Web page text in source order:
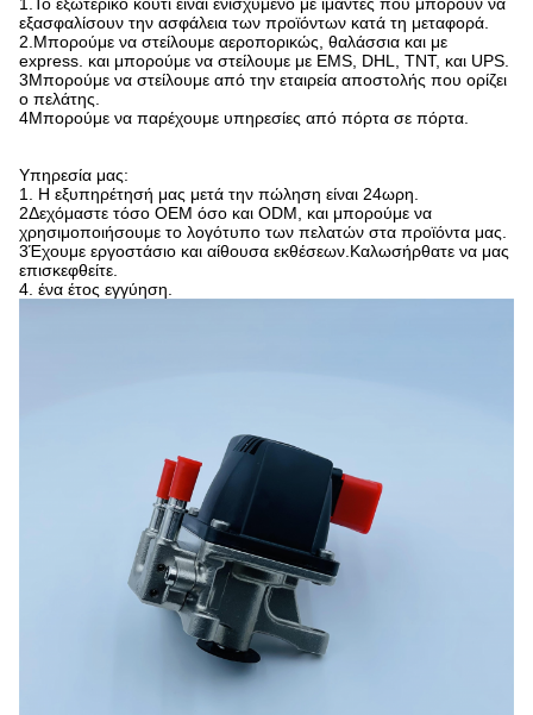
εξασφαλίσουν την ασφάλεια των προϊόντων κατά τη μεταφορά.
2. Μπορούμε να στείλουμε αεροπορικώς, θαλάσσια και με
express. και μπορούμε να στείλουμε με EMS, DHL, TNT, και UPS.
3Μπορούμε να στείλουμε από την εταιρεία αποστολής που ορίζει
ο πελάτης.
4Μπορούμε να παρέχουμε υπηρεσίες από πόρτα σε πόρτα.
Υπηρεσία μας:
1.
Η εξυπηρέτησή μας μετά την πώληση είναι 24ωρη.
2Δεχόμαστε τόσο OEM όσο και ODM, και μπορούμε να
χρησιμοποιήσουμε το λογότυπο των πελατών στα προϊόντα μας.
3Έχουμε εργοστάσιο και αίθουσα εκθέσεων.Καλωσήρθατε να μας
επισκεφθείτε.
4. ένα έτος εγγύηση.